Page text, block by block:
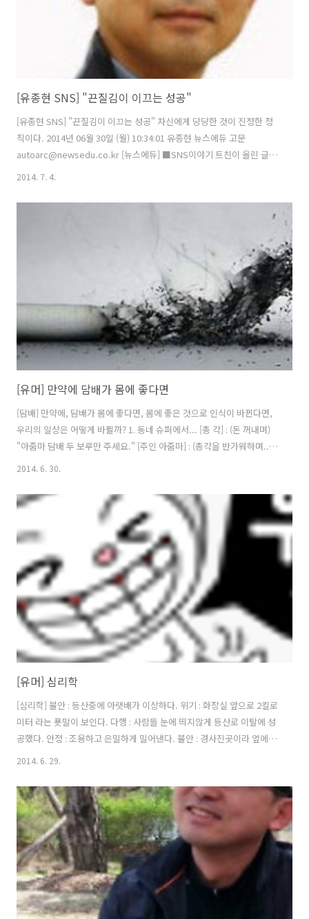
[유종현 SNS] "끈질김이 이끄는 성공"
[유종현 SNS] "끈질김이 이끄는 성공" 자신에게 당당한 것이 진정한 정
직이다. 2014년 06월 30일 (월) 10:34:01 유종현 뉴스에듀 고문
autoarc@newsedu.co.kr [뉴스에듀] ■SNS이야기 트친이 올린 글이
놈’ 된다는 거. '알려졌다' '전해졌다' '추정된다' '관계자는' '당국은' '네
티즌들은' '오보다, 오보 아니다'…한국 언론이 찌라시 수준인 이유. “엄
마, 기자가 제일 쉬웠어요.” 정말, 이런 소리는 듣지 말아야겠습니다. 트
위터 한다고 하면 트위터나 하냐고 뭐라뭐라 하고, 트위터 안한다고 하면
2014. 7. 4.
[유머] 만약에 담배가 몸에 좋다면
[담배] 만약에, 담배가 몸에 좋다면, 몸에 좋은 것으로 인식이 바뀐다면,
우리의 일상은 어떻게 바뀔까? 1. 동네 슈퍼에서... [총 각] : (돈 꺼내며)
"아줌마 담배 두 보루만 주세요." [주인 아줌마] : (총각을 반가워하며...)
"아이구, 총각은 나이도 젊은데 매일 담배를 이리 많이 구입하는것 보면,
보기에만 이렇지 사실 속은 엉망이에요. ㅎㅎ" [주인 아줌마] : (담배 두보
루 건네주며...) "자 여기있어. 많이 피우고 건강해~" 2. 공부하는 자녀의
방... [엄 마] : (근심어린 얼굴로 열심히 공부하는 아들에게) "아들~ 얼굴
이 많이 안 좋아 보인다. 잠시 쉬고 담배 한 대 피고 해라. 응?" [..
2014. 6. 30.
[유머] 심리학
[심리학] 불안 : 등산중에 아랫배가 이상하다. 위기 : 화장실 앞으로 2킬로
미터 라는 푯말이 보인다. 다행 : 사람들 눈에 띄지않게 등산로 이탈에 성
공했다. 안정 : 조용하고 은밀하게 밀어낸다. 불안 : 경사진곳이라 옆에 세
휴지를 찾는다. 황당 : 갑자기 방에 두고나온 휴지의 잔상이 뇌리를 스친
다. 절망 : 휴지도 없는데 배낭속엔 비닐봉투만 있다. 또재치 : 잎이 넓적
한 나무를 찾아 오리걸음으로 이동 안정 : 잎을따서 밑을 닦는다. 찝찝 :
한번더 접어서 닦으려고 하는순간 잔해물속에 압사된 듯한 애벌레가 죽
어있다. 애도 : 애벌레의 명복을 빌며 똥과함께 ..
2014. 6. 29.